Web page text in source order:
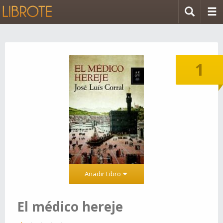
1
Añadir Libro
El médico hereje